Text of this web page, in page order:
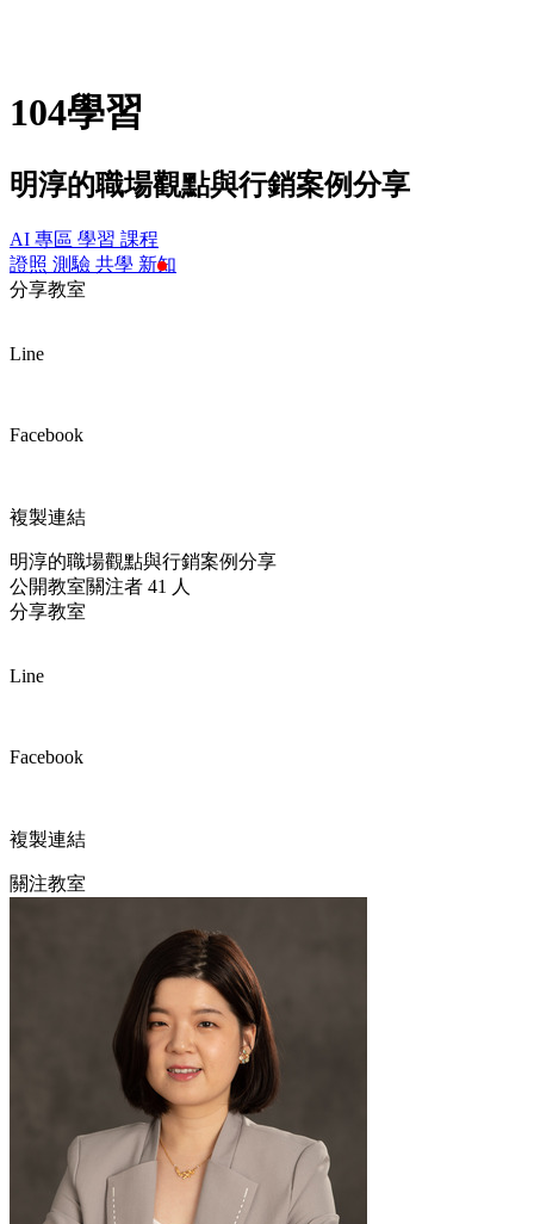
104學習
明淳的職場觀點與行銷案例分享
AI 專區 學習 課程
證照 測驗 共學 新知
分享教室
Line
Facebook
複製連結
明淳的職場觀點與行銷案例分享
公開教室關注者 41 人
分享教室
Line
Facebook
複製連結
關注教室